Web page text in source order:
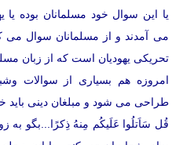
یا این سوال خود مسلمانان بوده یا
می آمدند و از مسلمانان سوال می
تحریکی یهودیان است که از زبان
امروزه هم بسیاری از سوالات
طراحی می شود و مبلغان دینی باید
قُل سَاَتلُوا عَلَیکُم مِنهُ ذِکرًا...بگو